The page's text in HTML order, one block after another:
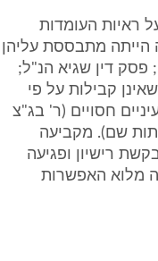
ראיות העומדות
הייתה מתבססת עליהן
נ' שר הפנים ; פסק דין שגיא הנ"ל;
קבילות על פי
חסויים (ר' בג"צ
שם). מקביעה
רישיון ופגיעה
מלוא האפשרות